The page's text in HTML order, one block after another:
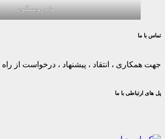
ما در ویسگون
تماس با ما
جهت همکاری ، انتقاد ، پیشنهاد ، درخواست از راه
پل های ارتباطی با ما